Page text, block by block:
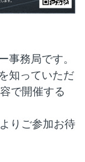
事務局です。
知っていただ
で開催する
りご参加お待